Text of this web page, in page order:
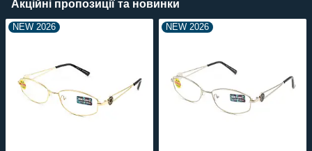
Акційні пропозиції та новинки
NEW 2026 NEW 2026